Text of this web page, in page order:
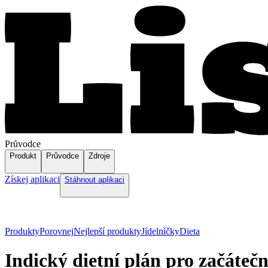
Průvodce
Produkt Průvodce Zdroje
Získej aplikaci Stáhnout aplikaci
ProduktyPorovnejNejlepší produktyJídelníčkyDieta
Indický dietní plán pro